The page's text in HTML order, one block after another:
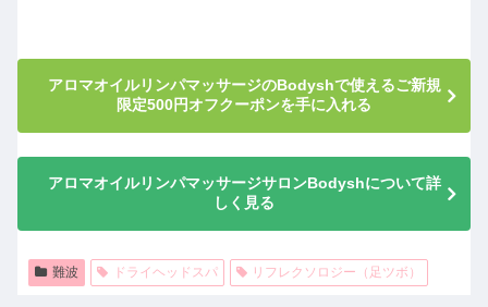
アロマオイルリンパマッサージのBodyshで使えるご新規
限定500円オフクーポンを手に入れる
アロマオイルリンパマッサージサロンBodyshについて詳
しく見る
難波 ドライヘッドスパ リフレクソロジー（足ツボ）